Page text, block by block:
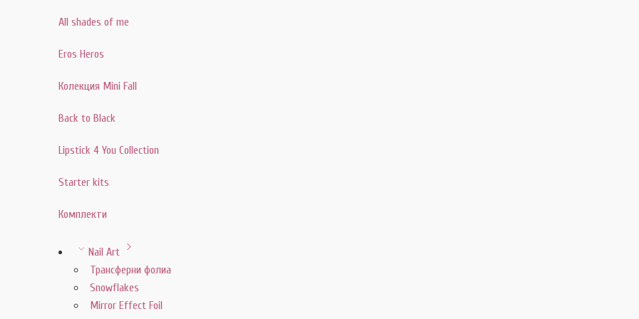
All shades of me
Eros Heros
Колекция Mini Fall
Back to Black
Lipstick 4 You Collection
Starter kits
Комплекти
Nail Art
Трансферни фолиа
Snowflakes
Mirror Effect Foil